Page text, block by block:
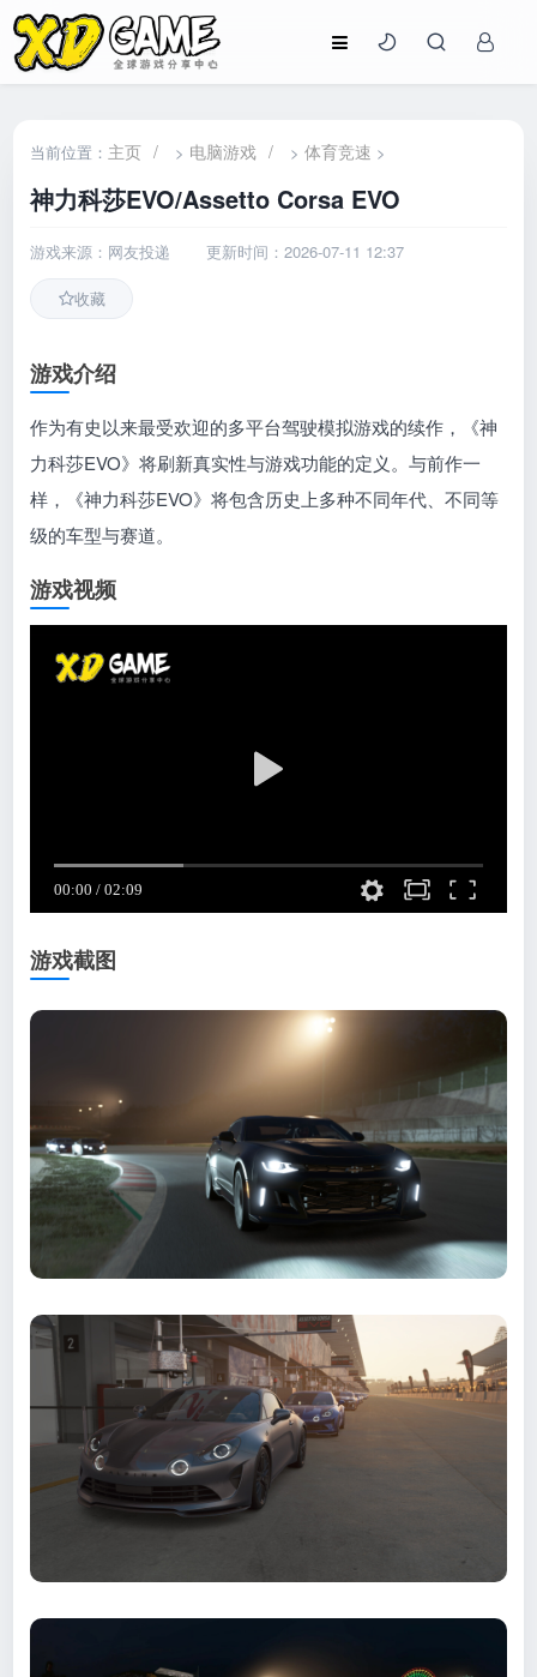
当前位置： 主页 / > 电脑游戏 / >体育竞速 >
神力科莎EVO/Assetto Corsa EVO
游戏来源：网友投递 更新时间：2026-07-11 12:37
收藏
游戏介绍
作为有史以来最受欢迎的多平台驾驶模拟游戏的续作，《神
力科莎EVO》将刷新真实性与游戏功能的定义。与前作一
样，《神力科莎EVO》将包含历史上多种不同年代、不同等
级的车型与赛道。
游戏视频
游戏截图